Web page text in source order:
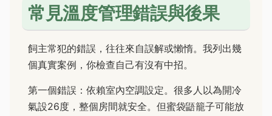
常見溫度管理錯誤與後果
飼主常犯的錯誤，往往來自誤解或懶惰。我列出幾
個真實案例，你檢查自己有沒有中招。
第一個錯誤：依賴室內空調設定。很多人以為開冷
氣設26度，整個房間就安全。但蜜袋鼯籠子可能放